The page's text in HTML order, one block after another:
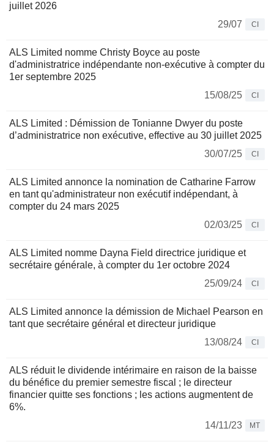
juillet 2026
29/07
CI
ALS Limited nomme Christy Boyce au poste
d'administratrice indépendante non-exécutive à compter du
1er septembre 2025
15/08/25
CI
ALS Limited : Démission de Tonianne Dwyer du poste
d’administratrice non exécutive, effective au 30 juillet 2025
30/07/25
CI
ALS Limited annonce la nomination de Catharine Farrow
en tant qu'administrateur non exécutif indépendant, à
compter du 24 mars 2025
02/03/25
CI
ALS Limited nomme Dayna Field directrice juridique et
secrétaire générale, à compter du 1er octobre 2024
25/09/24
CI
ALS Limited annonce la démission de Michael Pearson en
tant que secrétaire général et directeur juridique
13/08/24
CI
ALS réduit le dividende intérimaire en raison de la baisse
du bénéfice du premier semestre fiscal ; le directeur
financier quitte ses fonctions ; les actions augmentent de
6%.
14/11/23
MT